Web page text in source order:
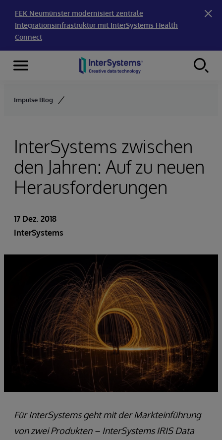
FEK Neumünster modernisiert zentrale
Integrationsinfrastruktur mit InterSystems Health
Connect
Skip to content
Menu
Impulse Blog
InterSystems zwischen
den Jahren: Auf zu neuen
Herausforderungen
17 Dez. 2018
InterSystems
Für InterSystems geht mit der Markteinführung
von zwei Produkten – InterSystems IRIS Data